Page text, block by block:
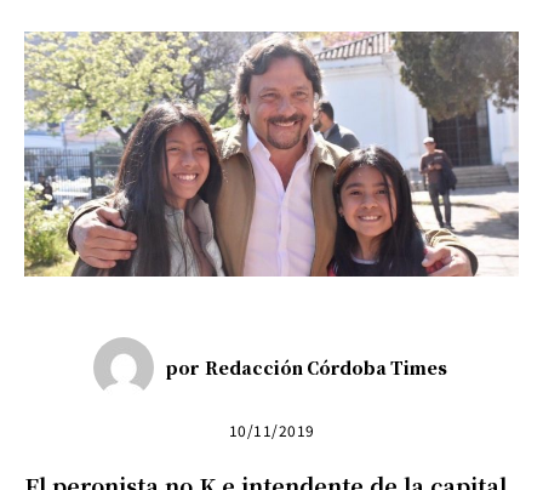
por Redacción Córdoba Times
10/11/2019